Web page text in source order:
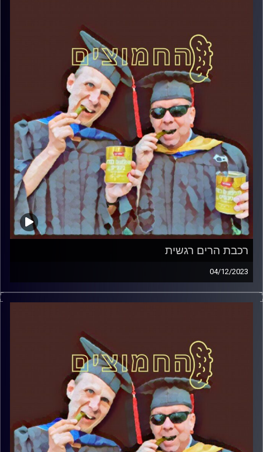
רכבת הרים רגשית
04/12/2023
המערכת הפוליטית על ספת הפסיכולוג, עם פרופסור בועז בן-
דוד ופרופסור גלעד הירשברגר.